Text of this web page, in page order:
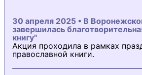
30 апреля 2025 • В
завершилась
книгу"
Акция проходила в рамках
православной книги.